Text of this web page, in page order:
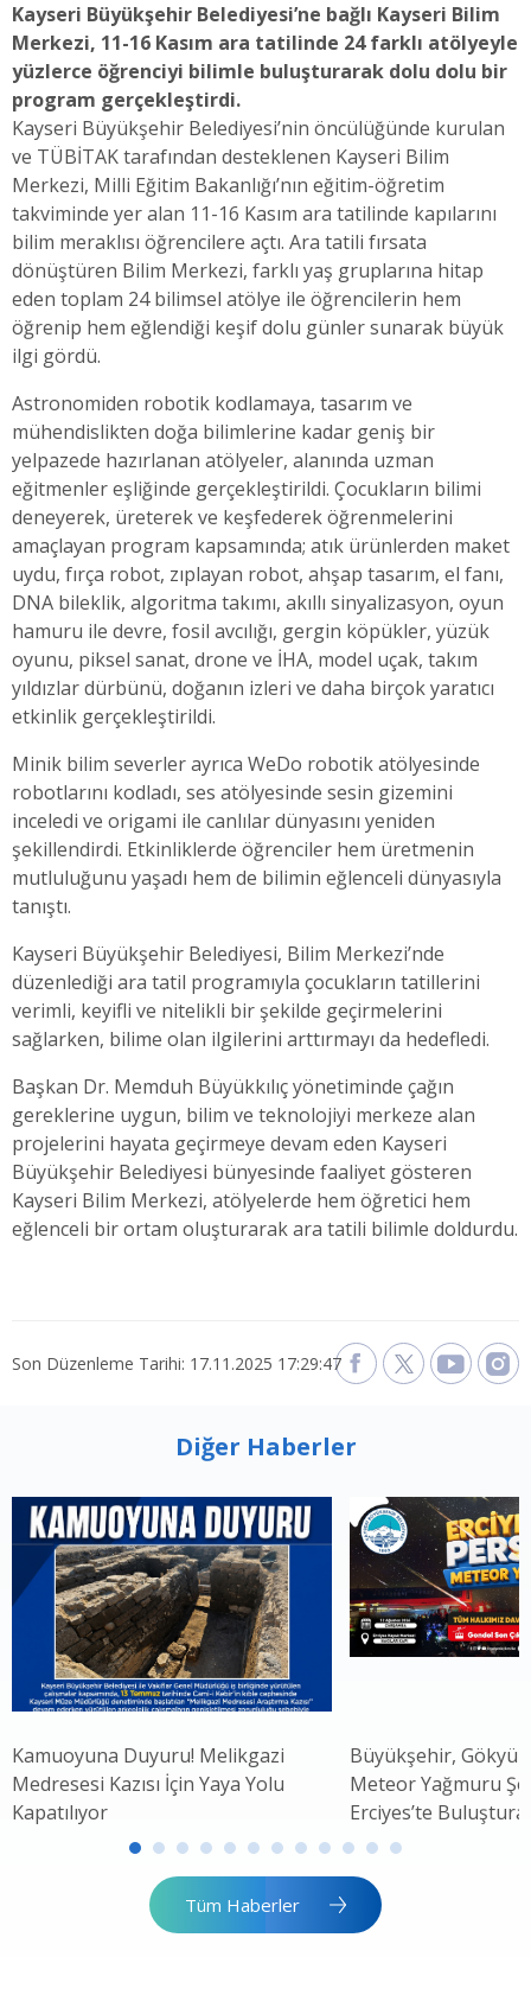
Kayseri Büyükşehir Belediyesi’ne bağlı Kayseri Bilim
Merkezi, 11-16 Kasım ara tatilinde 24 farklı atölyeyle
yüzlerce öğrenciyi bilimle buluşturarak dolu dolu bir
program gerçekleştirdi.
Kayseri Büyükşehir Belediyesi’nin öncülüğünde kurulan
ve TÜBİTAK tarafından desteklenen Kayseri Bilim
Merkezi, Milli Eğitim Bakanlığı’nın eğitim-öğretim
takviminde yer alan 11-16 Kasım ara tatilinde kapılarını
bilim meraklısı öğrencilere açtı. Ara tatili fırsata
dönüştüren Bilim Merkezi, farklı yaş gruplarına hitap
eden toplam 24 bilimsel atölye ile öğrencilerin hem
öğrenip hem eğlendiği keşif dolu günler sunarak büyük
ilgi gördü.
Astronomiden robotik kodlamaya, tasarım ve
mühendislikten doğa bilimlerine kadar geniş bir
yelpazede hazırlanan atölyeler, alanında uzman
eğitmenler eşliğinde gerçekleştirildi. Çocukların bilimi
deneyerek, üreterek ve keşfederek öğrenmelerini
amaçlayan program kapsamında; atık ürünlerden maket
uydu, fırça robot, zıplayan robot, ahşap tasarım, el fanı,
DNA bileklik, algoritma takımı, akıllı sinyalizasyon, oyun
hamuru ile devre, fosil avcılığı, gergin köpükler, yüzük
oyunu, piksel sanat, drone ve İHA, model uçak, takım
yıldızlar dürbünü, doğanın izleri ve daha birçok yaratıcı
etkinlik gerçekleştirildi.
Minik bilim severler ayrıca WeDo robotik atölyesinde
robotlarını kodladı, ses atölyesinde sesin gizemini
inceledi ve origami ile canlılar dünyasını yeniden
şekillendirdi. Etkinliklerde öğrenciler hem üretmenin
mutluluğunu yaşadı hem de bilimin eğlenceli dünyasıyla
tanıştı.
Kayseri Büyükşehir Belediyesi, Bilim Merkezi’nde
düzenlediği ara tatil programıyla çocukların tatillerini
verimli, keyifli ve nitelikli bir şekilde geçirmelerini
sağlarken, bilime olan ilgilerini arttırmayı da hedefledi.
Başkan Dr. Memduh Büyükkılıç yönetiminde çağın
gereklerine uygun, bilim ve teknolojiyi merkeze alan
projelerini hayata geçirmeye devam eden Kayseri
Büyükşehir Belediyesi bünyesinde faaliyet gösteren
Kayseri Bilim Merkezi, atölyelerde hem öğretici hem
eğlenceli bir ortam oluşturarak ara tatili bilimle doldurdu.
Son Düzenleme Tarihi: 17.11.2025 17:29:47
Diğer Haberler
Kamuoyuna Duyuru! Melikgazi
Medresesi Kazısı İçin Yaya Yolu
Kapatılıyor
Büyükşehir,
Meteor Yağmuru
Erciyes’te
Tüm Haberler